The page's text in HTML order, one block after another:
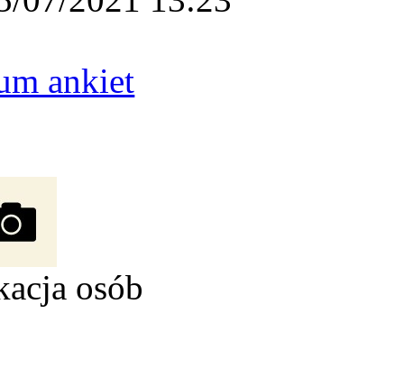
ankiet
osób